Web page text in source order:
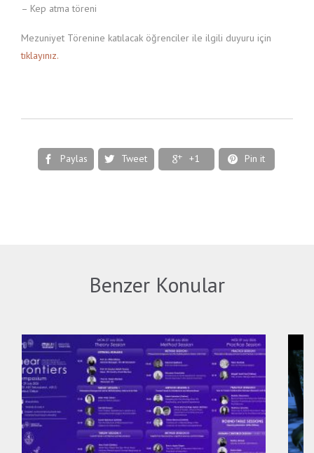
– Kep atma töreni
Mezuniyet Törenine katılacak öğrenciler ile ilgili duyuru için
tıklayınız.
 Paylas  Tweet  +1  Pin it
Benzer Konular